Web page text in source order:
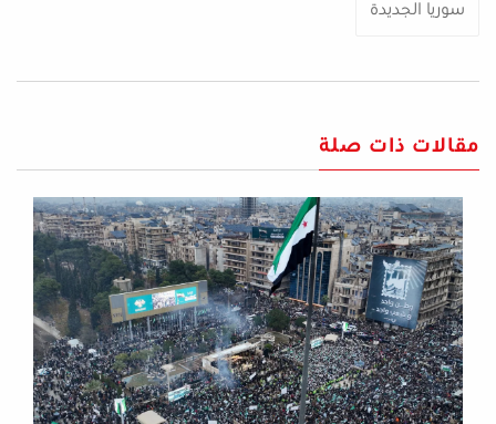
سوريا الجديدة
مقالات ذات صلة